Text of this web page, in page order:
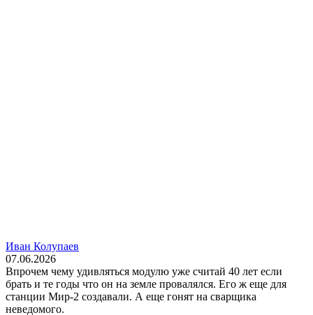
Иван Колупаев
07.06.2026
Впрочем чему удивляться модулю уже считай 40 лет если
брать и те годы что он на земле провалялся. Его ж еще для
станции Мир-2 создавали. А еще гонят на сварщика
неведомого.